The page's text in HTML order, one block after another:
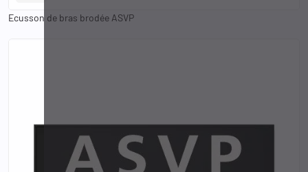
Ecusson de bras brodée ASVP